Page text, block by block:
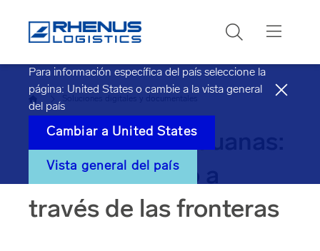
Buscar
Para información específica del país seleccione la
página: United States o cambie a la vista general
del país
Cambiar a United States
Vista general del país
Despacho de aduanas:
comercio fluido a
través de las fronteras